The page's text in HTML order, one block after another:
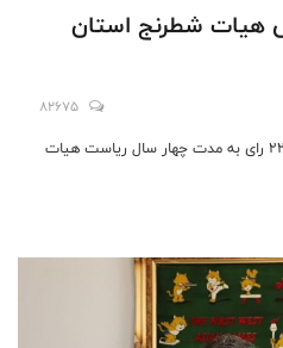
هیات شطرنج استان
82675
امیر عرفان هاشمی با کسب ۲۰ رای از ۲۲ رای به مدت چهار سال ریاست هیات